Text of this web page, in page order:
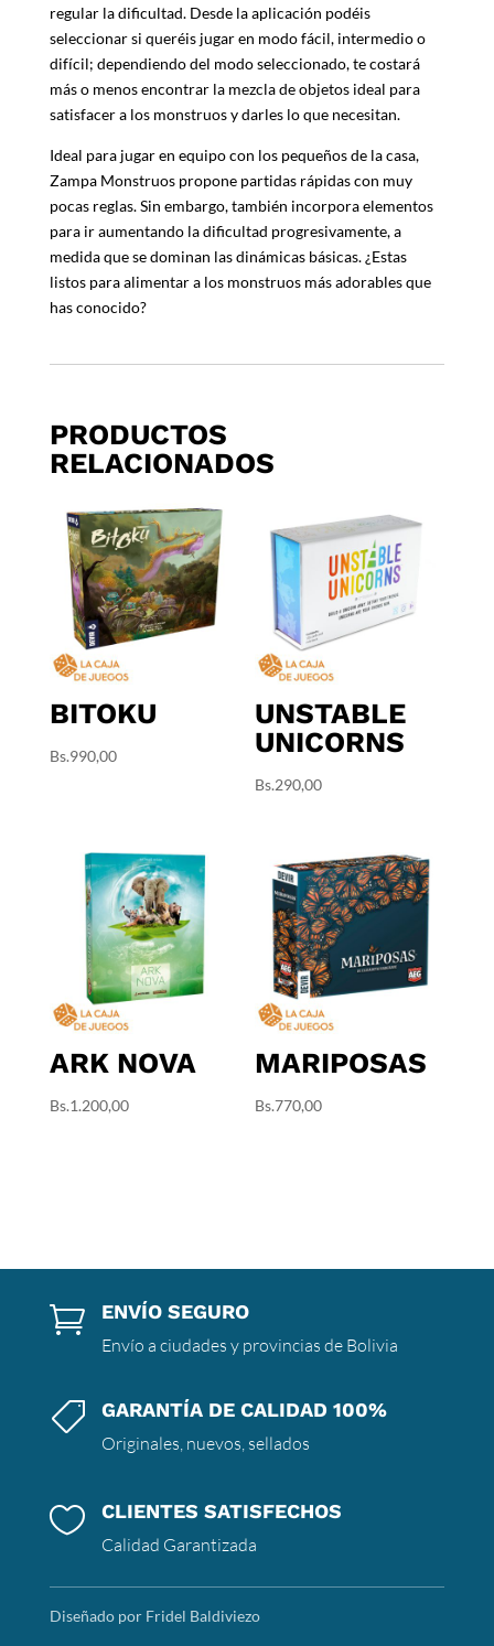
regular la dificultad. Desde la aplicación podéis
seleccionar si queréis jugar en modo fácil, intermedio o
difícil; dependiendo del modo seleccionado, te costará
más o menos encontrar la mezcla de objetos ideal para
satisfacer a los monstruos y darles lo que necesitan.
Ideal para jugar en equipo con los pequeños de la casa,
Zampa Monstruos propone partidas rápidas con muy
pocas reglas. Sin embargo, también incorpora elementos
para ir aumentando la dificultad progresivamente, a
medida que se dominan las dinámicas básicas. ¿Estas
listos para alimentar a los monstruos más adorables que
has conocido?
PRODUCTOS
RELACIONADOS
BITOKU
Bs.990,00
UNSTABLE
UNICORNS
Bs.290,00
ARK NOVA
Bs.1.200,00
MARIPOSAS
Bs.770,00
 ENVÍO SEGURO
Envío a ciudades y provincias de Bolivia
 GARANTÍA DE CALIDAD 100%
Originales, nuevos, sellados
 CLIENTES SATISFECHOS
Calidad Garantizada
Diseñado por Fridel Baldiviezo